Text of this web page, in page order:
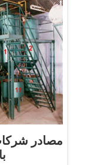
مصادر